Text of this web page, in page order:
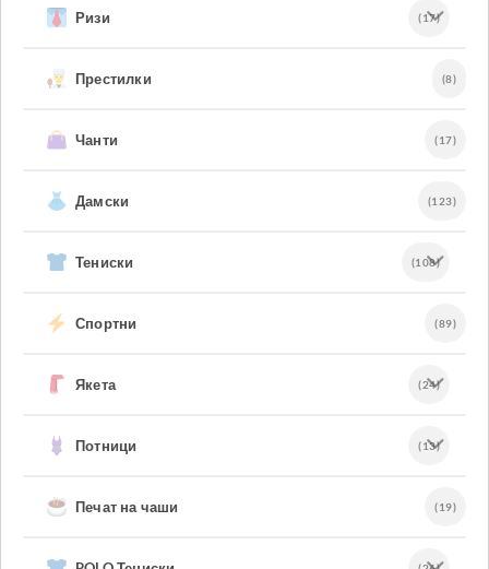
Ризи (17)
Престилки (8)
Чанти (17)
Дамски (123)
Тениски (108)
Спортни (89)
Якета (24)
Потници (13)
Печат на чаши (19)